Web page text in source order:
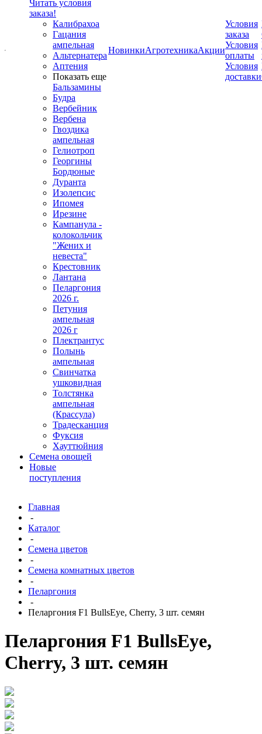
Читать условия
заказа!
Калибрахоа
Гацания
ампельная
Альтернатера
Аптения
Показать еще
Бальзамины
Будра
Вербейник
Вербена
Гвоздика
ампельная
Гелиотроп
Георгины
Бордюные
Дуранта
Изолепсис
Ипомея
Ирезине
Кампанула -
колокольчик
"Жених и
невеста"
Крестовник
Лантана
Пеларгония
2026 г.
Петуния
ампельная
2026 г
Плектрантус
Полынь
ампельная
Свинчатка
ушковидная
Толстянка
ампельная
(Крассула)
Традесканция
Фуксия
Хауттюйния
Семена овощей
Новые
поступления
НовинкиАгротехникаАкции
Условия
заказа
Условия
оплаты
Условия
доставки
Главная
-
Каталог
-
Семена цветов
-
Семена комнатных цветов
-
Пеларгония
-
Пеларгония F1 BullsEye, Cherry, 3 шт. семян
Пеларгония F1 BullsEye,
Cherry, 3 шт. семян